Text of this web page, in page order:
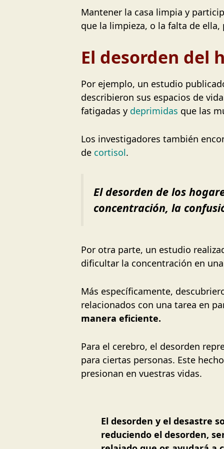
Mantener la casa limpia y
que la limpieza, o la falta de
El desorden del
Por ejemplo, un estudio
describieron sus espacios de
fatigadas y deprimidas que las
Los investigadores también
de cortisol.
El desorden de los
concentración, la
Por otra parte, un estudio
dificultar la concentración en
Más específicamente,
relacionados con una tarea en
manera eficiente.
Para el cerebro, el desorden
para ciertas personas. Este
presionan en vuestras vidas.
El desorden y el desastre
reduciendo el desorden,